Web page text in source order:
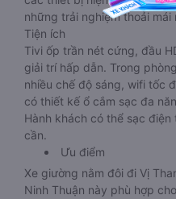
những trải nghiệm thoải
Tiện ích
Tivi ốp trần nét cứng, đầu
giải trí hấp dẫn. Trong
nhiều chế độ sáng, wifi tốc
có thiết kế ổ cắm sạc đa
Hành khách có thể sạc
cần.
Ưu điểm
Xe giường nằm đôi đi Vị
Ninh Thuận này phù hợp